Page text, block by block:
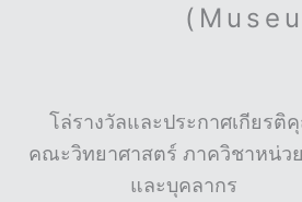
โล่รางวัลและประกาศเกียรติ
คณะวิทยาศาสตร์ ภาควิชาหน่ว
และบุคลากร